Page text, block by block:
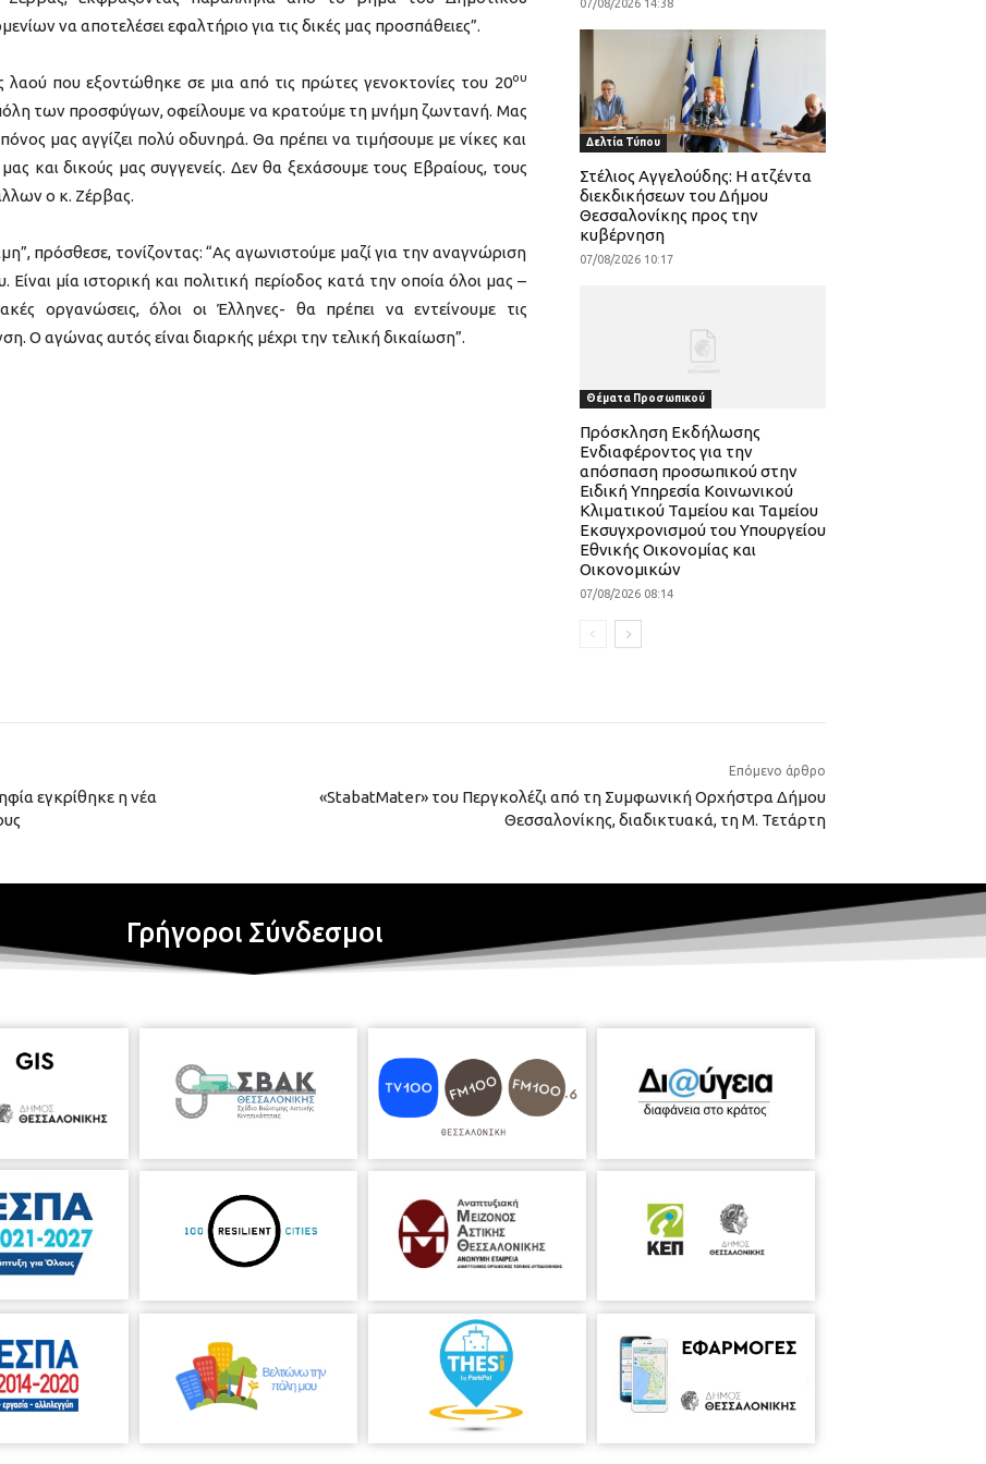
να αποτελέσει εφαλτήριο για τις δικές μας προσπάθειες”.
λαού που εξοντώθηκε σε μια από τις πρώτες γενοκτονίες του 20ου
των προσφύγων, οφείλουμε να κρατούμε τη μνήμη ζωντανή. Μας
μας αγγίζει πολύ οδυνηρά. Θα πρέπει να τιμήσουμε με νίκες και
και δικούς μας συγγενείς. Δεν θα ξεχάσουμε τους Εβραίους, τους
ο κ. Ζέρβας.
πρόσθεσε, τονίζοντας: “Ας αγωνιστούμε μαζί για την αναγνώριση
μία ιστορική και πολιτική περίοδος κατά την οποία όλοι μας –
οργανώσεις, όλοι οι Έλληνες- θα πρέπει να εντείνουμε τις
Ο αγώνας αυτός είναι διαρκής μέχρι την τελική δικαίωση”.
07/08/2026 14:38
Δελτία Τύπου
Στέλιος Αγγελούδης: Η ατζέντα
διεκδικήσεων του Δήμου
Θεσσαλονίκης προς την
κυβέρνηση
07/08/2026 10:17
Θέματα Προσωπικού
Πρόσκληση Εκδήλωσης
Ενδιαφέροντος για την
απόσπαση προσωπικού στην
Ειδική Υπηρεσία Κοινωνικού
Κλιματικού Ταμείου και Ταμείου
Εκσυγχρονισμού του Υπουργείου
Εθνικής Οικονομίας και
Οικονομικών
07/08/2026 08:14
εγκρίθηκε η νέα
Επόμενο άρθρο
«StabatMater» του Περγκολέζι από τη Συμφωνική Ορχήστρα Δήμου
Θεσσαλονίκης, διαδικτυακά, τη Μ. Τετάρτη
Γρήγοροι Σύνδεσμοι